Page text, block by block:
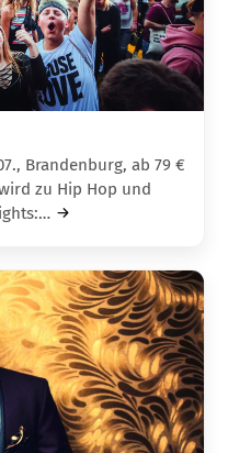
Brandenburg, ab 79 €
zu Hip Hop und